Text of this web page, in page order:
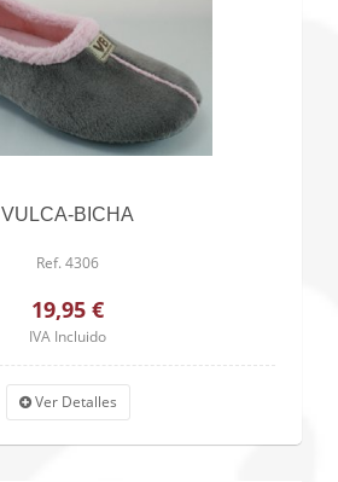
VULCA-BICHA
Ref. 4306
19,95 €
IVA Incluido
Ver Detalles